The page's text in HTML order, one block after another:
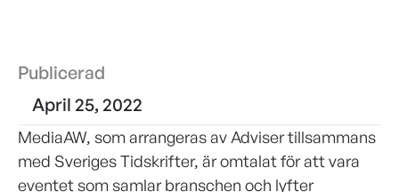
Publicerad
April 25, 2022
MediaAW, som arrangeras av Adviser tillsammans
med Sveriges Tidskrifter, är omtalat för att vara
eventet som samlar branschen och lyfter